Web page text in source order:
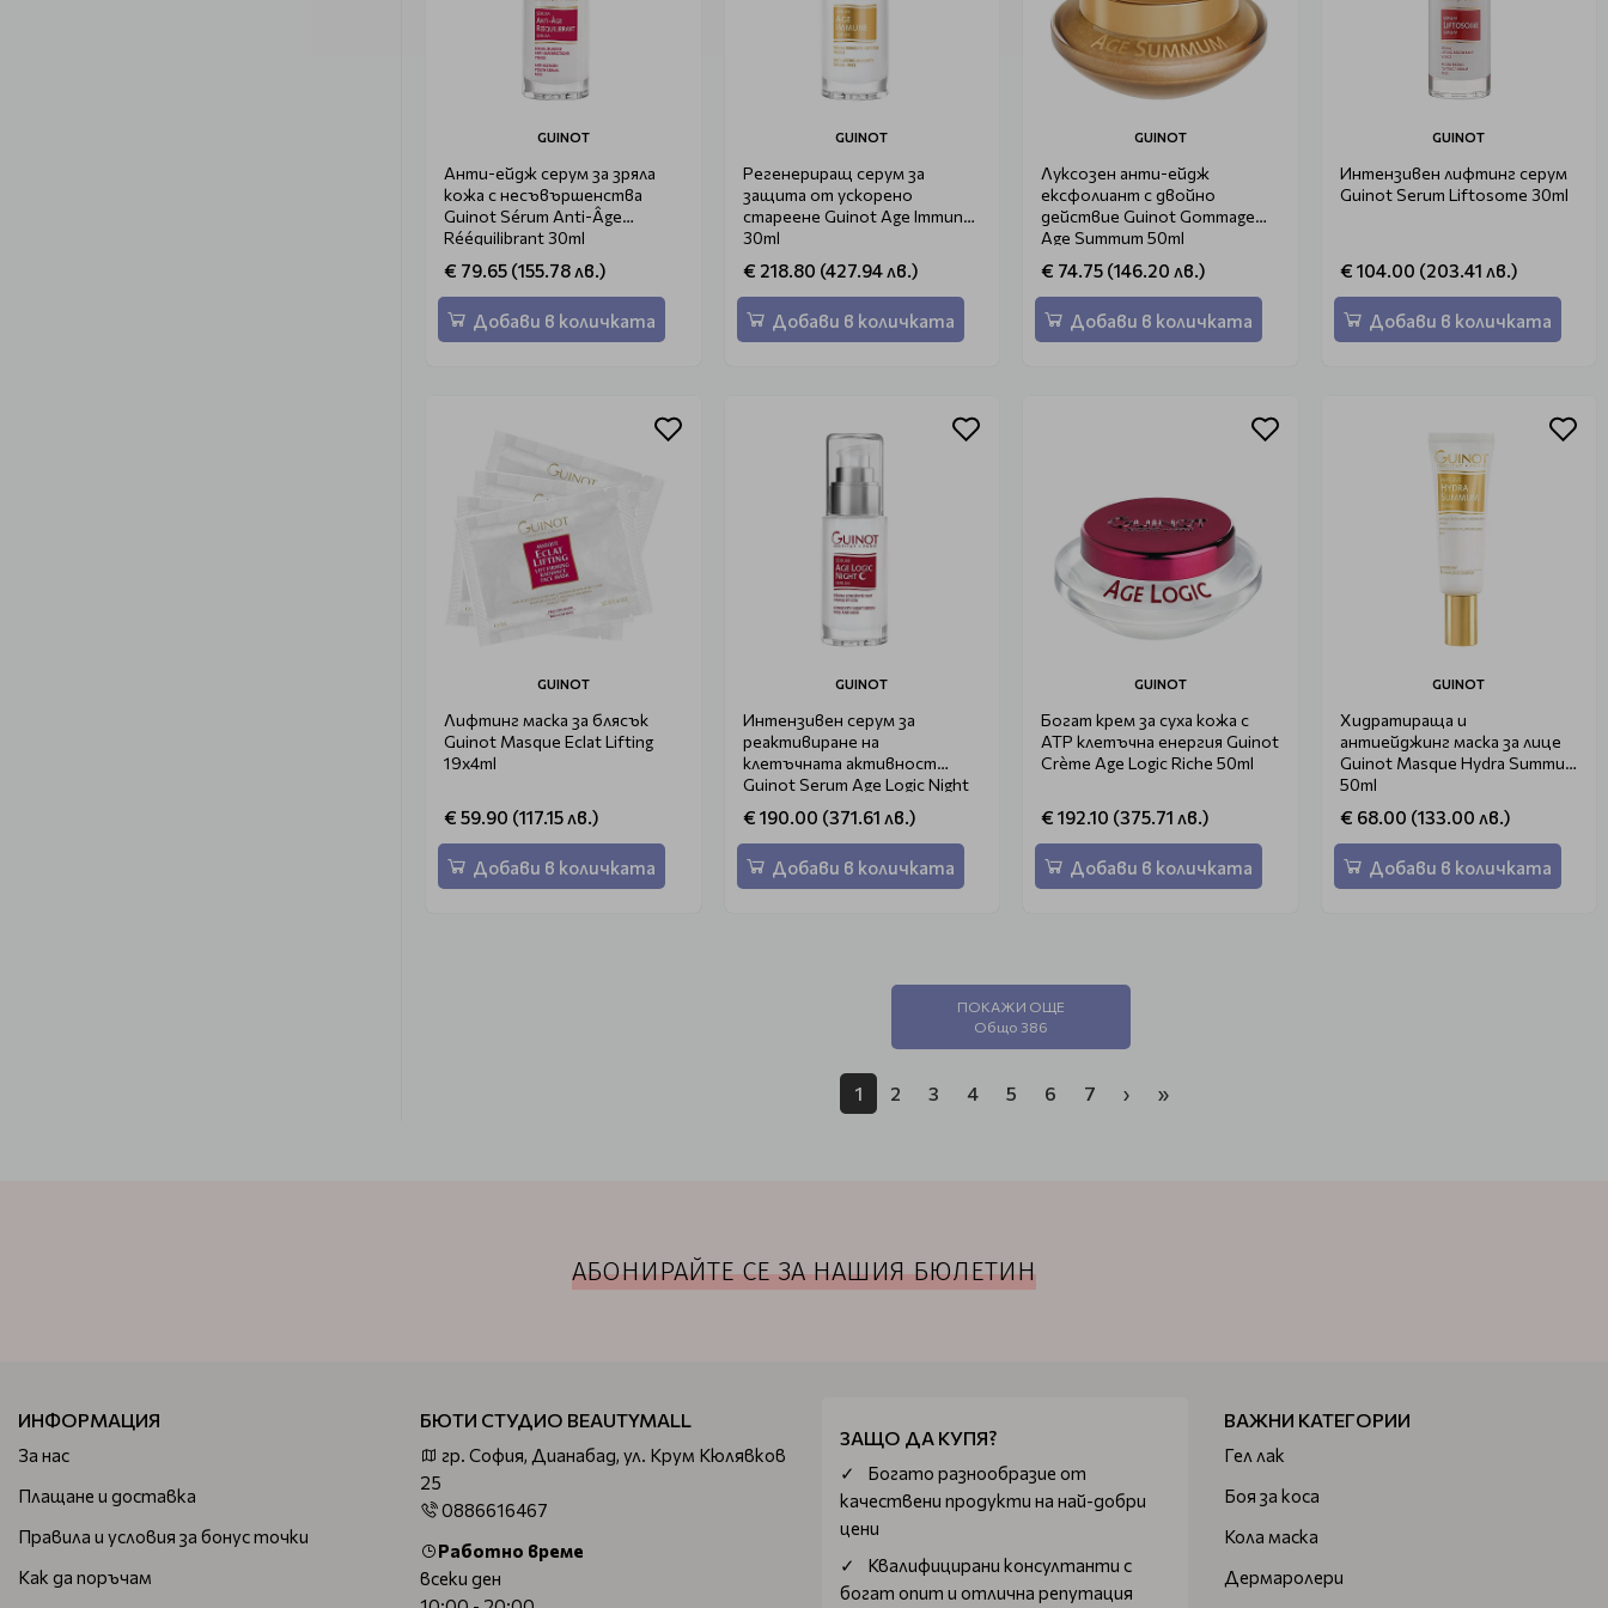
GUINOT
Анти-ейдж серум за зряла
кожа с несъвършенства
Guinot Sérum Anti-Âge
Rééquilibrant 30ml
€ 79.65 (155.78 лв.)
Добави в количката
GUINOT
Регенериращ серум за
защита от ускорено
стареене Guinot Age Immune
30ml
€ 218.80 (427.94 лв.)
Добави в количката
GUINOT
Луксозен анти-ейдж
ексфолиант с двойно
действие Guinot Gommage
Age Summum 50ml
€ 74.75 (146.20 лв.)
Добави в количката
GUINOT
Интензивен лифтинг серум
Guinot Serum Liftosome 30ml
€ 104.00 (203.41 лв.)
Добави в количката
GUINOT
Лифтинг маска за блясък
Guinot Masque Eclat Lifting
19x4ml
€ 59.90 (117.15 лв.)
Добави в количката
GUINOT
Интензивен серум за
реактивиране на
клетъчната активност
Guinot Serum Age Logic Night
€ 190.00 (371.61 лв.)
Добави в количката
GUINOT
Богат крем за суха кожа с
ATP клетъчна енергия Guinot
Crème Age Logic Riche 50ml
€ 192.10 (375.71 лв.)
Добави в количката
GUINOT
Хидратираща и
антиейджинг маска за лице
Guinot Masque Hydra Summum
50ml
€ 68.00 (133.00 лв.)
Добави в количката
ПОКАЖИ ОЩЕ
Общо 386
1 2 3 4 5 6 7 › »
АБОНИРАЙТЕ СЕ ЗА НАШИЯ БЮЛЕТИН
ИНФОРМАЦИЯ
За нас
Плащане и доставка
Правила и условия за бонус точки
Как да поръчам
БЮТИ СТУДИО BEAUTYMALL
гр. София, Дианабад, ул. Крум Кюлявков
25
0886616467
Работно време
всеки ден
ЗАЩО ДА КУПЯ?
Богатo разнообразие от
качествени продукти на най-добри
цени
Квалифицирани консултанти с
богат опит и отлична репутация
ВАЖНИ КАТЕГОРИИ
Гел лак
Боя за коса
Кола маска
Дермаролери